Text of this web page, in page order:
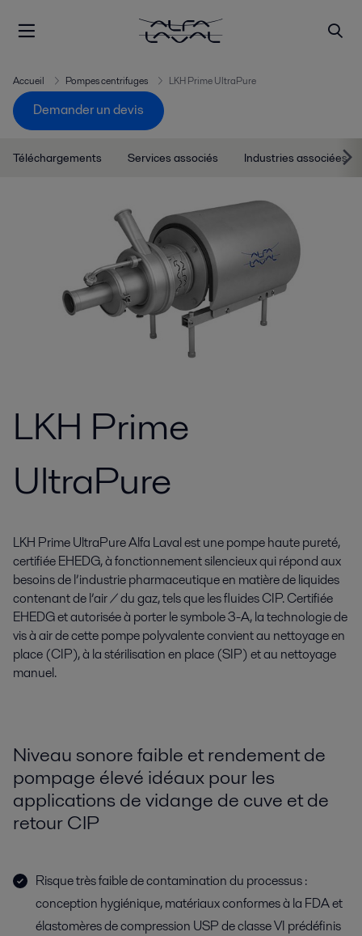
Accueil Pompes centrifuges LKH Prime UltraPure
Demander un devis
Téléchargements Services associés Industries associées
LKH Prime
UltraPure
LKH Prime UltraPure Alfa Laval est une pompe haute pureté,
certifiée EHEDG, à fonctionnement silencieux qui répond aux
besoins de l’industrie pharmaceutique en matière de liquides
contenant de l’air / du gaz, tels que les fluides CIP. Certifiée
EHEDG et autorisée à porter le symbole 3-A, la technologie de
vis à air de cette pompe polyvalente convient au nettoyage en
place (CIP), à la stérilisation en place (SIP) et au nettoyage
manuel.
Niveau sonore faible et rendement de
pompage élevé idéaux pour les
applications de vidange de cuve et de
retour CIP
Risque très faible de contamination du processus :
conception hygiénique, matériaux conformes à la FDA et
élastomères de compression USP de classe VI prédéfinis